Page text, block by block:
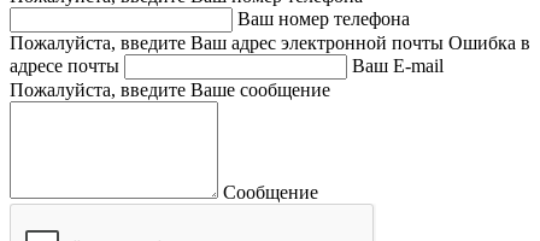
Ваш номер телефона
Пожалуйста, введите Ваш адрес электронной почты Ошибка в
адресе почты
Ваш E-mail
Пожалуйста, введите Ваше сообщение
Сообщение